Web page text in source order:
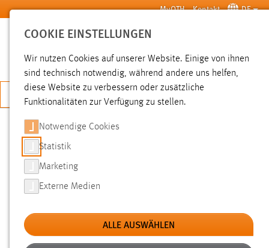
Zum Hauptinhalt springen MyOTH Kontakt DE
SUCHE
JETZT BEWERBEN
SUCHE
FILTER
Typ
COOKIE EINSTELLUNGEN
Wir nutzen Cookies auf unserer Website. Einige von ihnen
sind technisch notwendig, während andere uns helfen,
diese Website zu verbessern oder zusätzliche
Funktionalitäten zur Verfügung zu stellen.
Notwendige Cookies
Statistik
Marketing
Externe Medien
ALLE AUSWÄHLEN